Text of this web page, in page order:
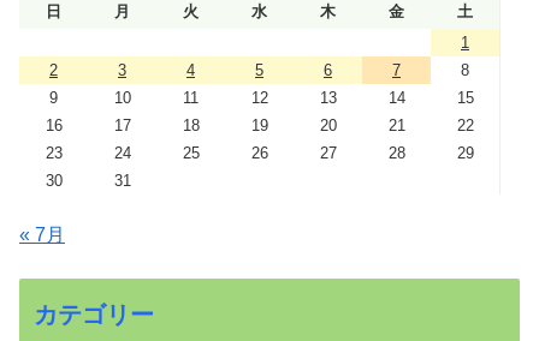
日 月 火 水 木 金
土
1
2
3 4 5 6 7
8
9
10 11 12 13 14
15
16
17 18 19 20 21
22
23
24 25 26 27 28
29
30
31
« 7月
カテゴリー